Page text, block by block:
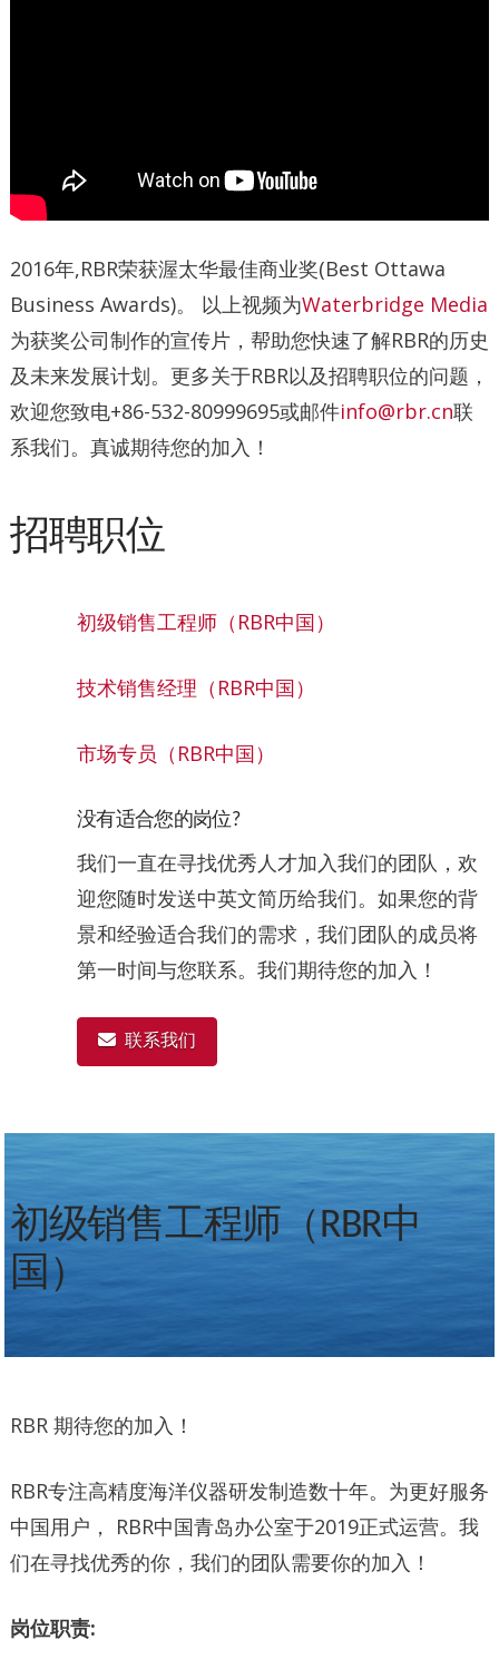
2016年,RBR荣获渥太华最佳商业奖(Best Ottawa
Business Awards)。 以上视频为Waterbridge Media
为获奖公司制作的宣传片，帮助您快速了解RBR的历史
及未来发展计划。更多关于RBR以及招聘职位的问题，
欢迎您致电+86-532-80999695或邮件info@rbr.cn联
系我们。真诚期待您的加入！
招聘职位
初级销售工程师（RBR中国）
技术销售经理（RBR中国）
市场专员（RBR中国）
没有适合您的岗位?
我们一直在寻找优秀人才加入我们的团队，欢
迎您随时发送中英文简历给我们。如果您的背
景和经验适合我们的需求，我们团队的成员将
第一时间与您联系。我们期待您的加入！
联系我们
初级销售工程师（RBR中
国）
RBR 期待您的加入！
RBR专注高精度海洋仪器研发制造数十年。为更好服务
中国用户， RBR中国青岛办公室于2019正式运营。我
们在寻找优秀的你，我们的团队需要你的加入！
岗位职责: